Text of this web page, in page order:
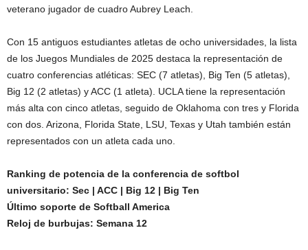
veterano jugador de cuadro Aubrey Leach.
Con 15 antiguos estudiantes atletas de ocho universidades, la lista
de los Juegos Mundiales de 2025 destaca la representación de
cuatro conferencias atléticas: SEC (7 atletas), Big Ten (5 atletas),
Big 12 (2 atletas) y ACC (1 atleta). UCLA tiene la representación
más alta con cinco atletas, seguido de Oklahoma con tres y Florida
con dos. Arizona, Florida State, LSU, Texas y Utah también están
representados con un atleta cada uno.
Ranking de potencia de la conferencia de softbol
universitario: Sec | ACC | Big 12 | Big Ten
Último soporte de Softball America
Reloj de burbujas: Semana 12